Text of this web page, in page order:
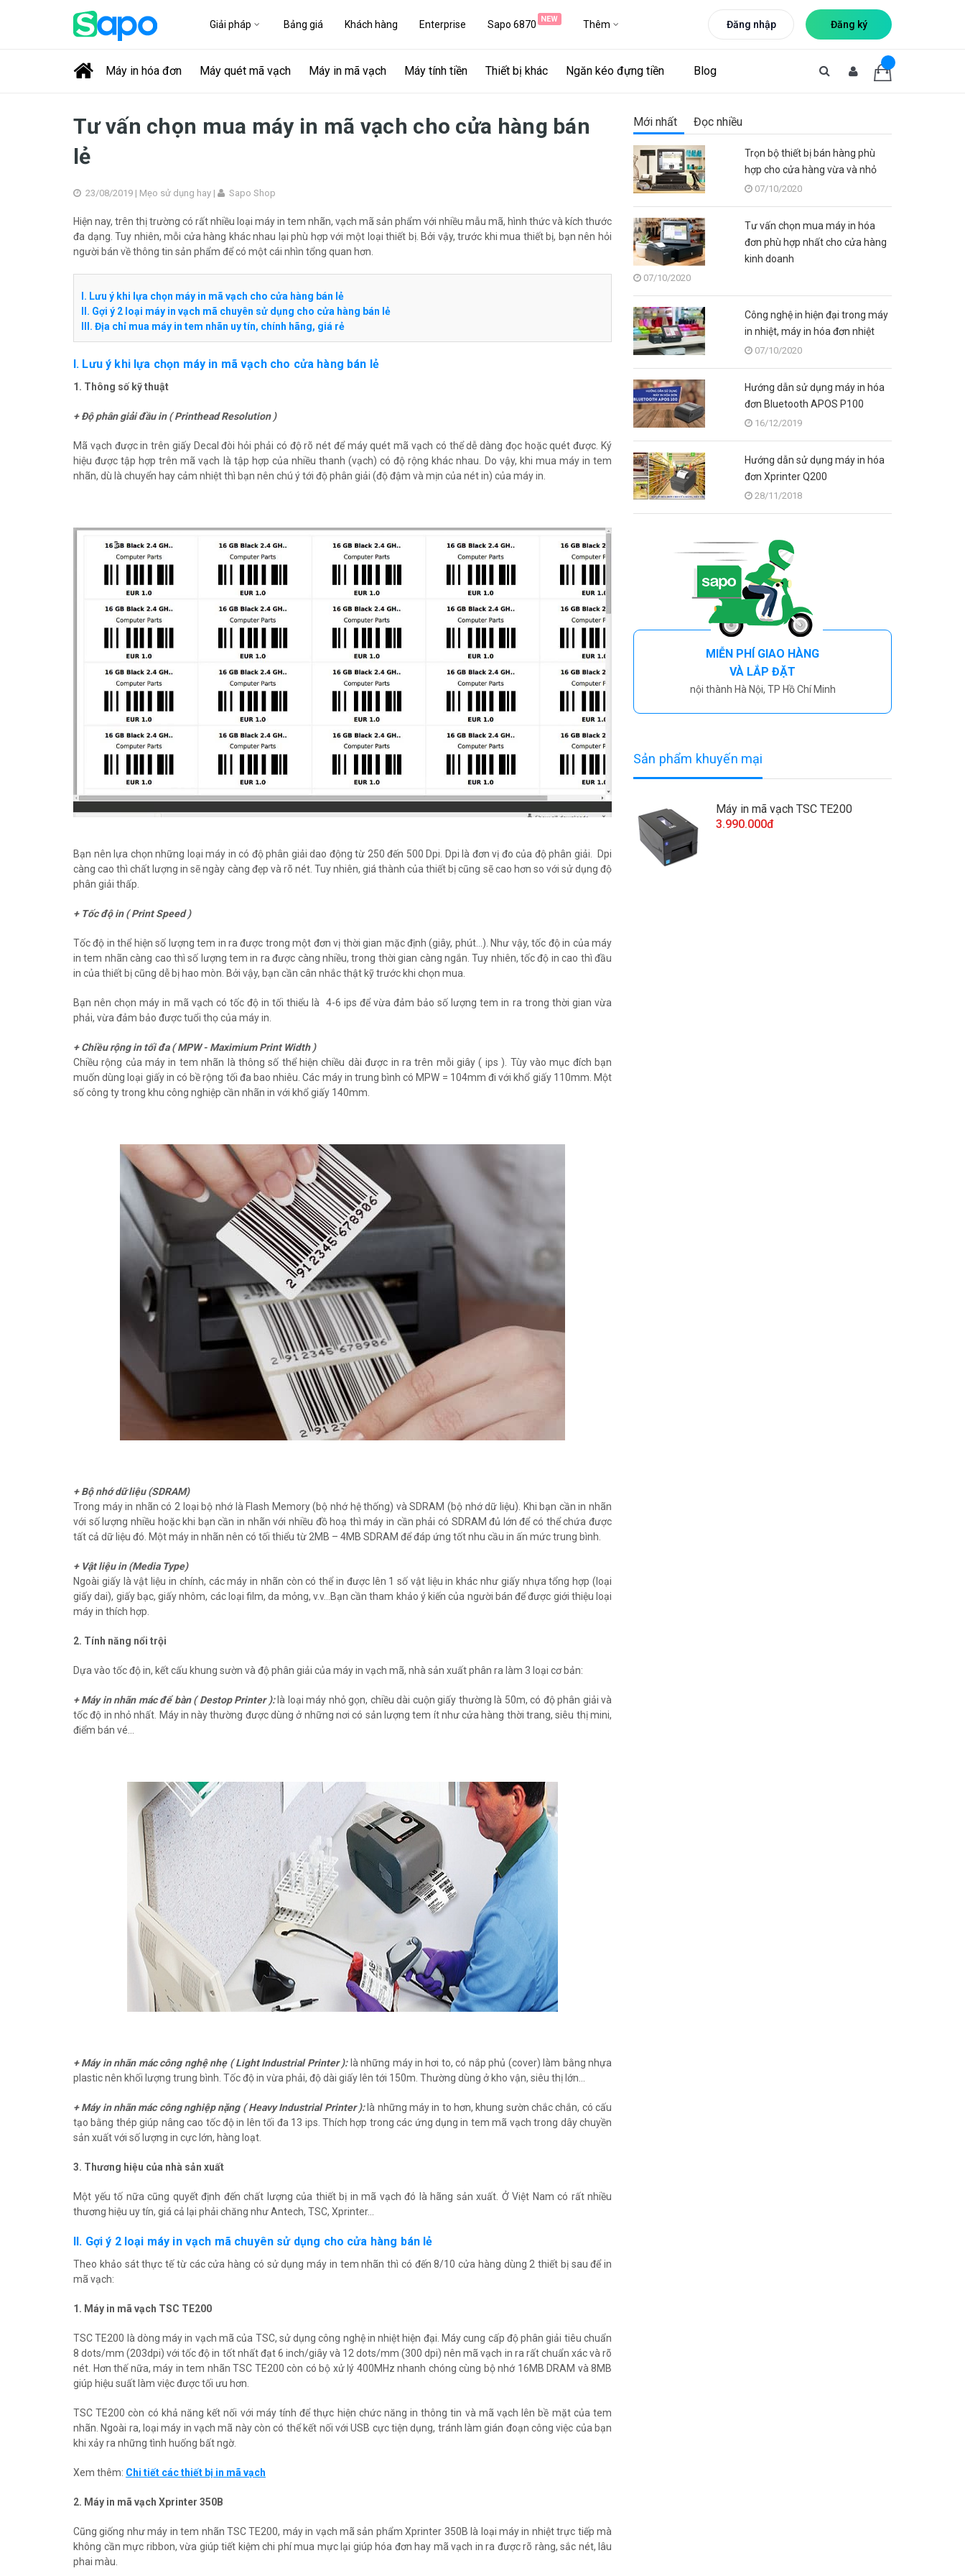
Đăng nhập Đăng ký
Giải pháp Bảng giá Khách hàng Enterprise Sapo 6870 NEW Thêm
Máy in hóa đơn Máy quét mã vạch Máy in mã vạch Máy tính tiền Thiết bị khác Ngăn kéo đựng tiền Blog
Tư vấn chọn mua máy in mã vạch cho cửa hàng bán
lẻ
23/08/2019 | Mẹo sử dụng hay | Sapo Shop
Hiện nay, trên thị trường có rất nhiều loại máy in tem nhãn, vạch mã sản phẩm với nhiều mẫu mã, hình thức và kích thước
đa dạng. Tuy nhiên, mỗi cửa hàng khác nhau lại phù hợp với một loại thiết bị. Bởi vậy, trước khi mua thiết bị, bạn nên hỏi
người bán về thông tin sản phẩm để có một cái nhìn tổng quan hơn.
I. Lưu ý khi lựa chọn máy in mã vạch cho cửa hàng bán lẻ
II. Gợi ý 2 loại máy in vạch mã chuyên sử dụng cho cửa hàng bán lẻ
III. Địa chỉ mua máy in tem nhãn uy tín, chính hãng, giá rẻ
I. Lưu ý khi lựa chọn máy in mã vạch cho cửa hàng bán lẻ
1. Thông số kỹ thuật
+ Độ phân giải đầu in ( Printhead Resolution )
Mã vạch được in trên giấy Decal đòi hỏi phải có độ rõ nét để máy quét mã vạch có thể dễ dàng đọc hoặc quét được. Ký
hiệu được tập hợp trên mã vạch là tập hợp của nhiều thanh (vạch) có độ rộng khác nhau. Do vậy, khi mua máy in tem
nhãn, dù là chuyển hay cảm nhiệt thì bạn nên chú ý tới độ phân giải (độ đậm và mịn của nét in) của máy in.
Bạn nên lựa chọn những loại máy in có độ phân giải dao động từ 250 đến 500 Dpi. Dpi là đơn vị đo của độ phân giải. Dpi
càng cao thì chất lượng in sẽ ngày càng đẹp và rõ nét. Tuy nhiên, giá thành của thiết bị cũng sẽ cao hơn so với sử dụng độ
phân giải thấp.
+ Tốc độ in ( Print Speed )
Tốc độ in thể hiện số lượng tem in ra được trong một đơn vị thời gian mặc định (giây, phút…). Như vậy, tốc độ in của máy
in tem nhãn càng cao thì số lượng tem in ra được càng nhiều, trong thời gian càng ngắn. Tuy nhiên, tốc độ in cao thì đầu
in của thiết bị cũng dễ bị hao mòn. Bởi vậy, bạn cần cân nhắc thật kỹ trước khi chọn mua.
Bạn nên chọn máy in mã vạch có tốc độ in tối thiểu là 4-6 ips để vừa đảm bảo số lượng tem in ra trong thời gian vừa
phải, vừa đảm bảo được tuổi thọ của máy in.
+ Chiều rộng in tối đa ( MPW - Maximium Print Width )
Chiều rộng của máy in tem nhãn là thông số thể hiện chiều dài được in ra trên mỗi giây ( ips ). Tùy vào mục đích bạn
muốn dùng loại giấy in có bề rộng tối đa bao nhiêu. Các máy in trung bình có MPW = 104mm đi với khổ giấy 110mm. Một
số công ty trong khu công nghiệp cần nhãn in với khổ giấy 140mm.
+ Bộ nhớ dữ liệu (SDRAM)
Trong máy in nhãn có 2 loại bộ nhớ là Flash Memory (bộ nhớ hệ thống) và SDRAM (bộ nhớ dữ liệu). Khi bạn cần in nhãn
với số lượng nhiều hoặc khi bạn cần in nhãn với nhiều đồ hoạ thì máy in cần phải có SDRAM đủ lớn để có thể chứa được
tất cả dữ liệu đó. Một máy in nhãn nên có tối thiểu từ 2MB – 4MB SDRAM để đáp ứng tốt nhu cầu in ấn mức trung bình.
+ Vật liệu in (Media Type)
Ngoài giấy là vật liệu in chính, các máy in nhãn còn có thể in được lên 1 số vật liệu in khác như giấy nhựa tổng hợp (loại
giấy dai), giấy bạc, giấy nhôm, các loại film, da mỏng, v.v…Bạn cần tham khảo ý kiến của người bán để được giới thiệu loại
máy in thích hợp.
2. Tính năng nổi trội
Dựa vào tốc độ in, kết cấu khung sườn và độ phân giải của máy in vạch mã, nhà sản xuất phân ra làm 3 loại cơ bản:
+ Máy in nhãn mác để bàn ( Destop Printer ):là loại máy nhỏ gọn, chiều dài cuộn giấy thường là 50m, có độ phân giải và
tốc độ in nhỏ nhất. Máy in này thường được dùng ở những nơi có sản lượng tem ít như cửa hàng thời trang, siêu thị mini,
điểm bán vé…
+ Máy in nhãn mác công nghệ nhẹ ( Light Industrial Printer ): là những máy in hơi to, có nắp phủ (cover) làm bằng nhựa
plastic nên khối lượng trung bình. Tốc độ in vừa phải, độ dài giấy lên tới 150m. Thường dùng ở kho vận, siêu thị lớn…
+ Máy in nhãn mác công nghiệp nặng ( Heavy Industrial Printer ): là những máy in to hơn, khung sườn chắc chắn, có cấu
tạo bằng thép giúp nâng cao tốc độ in lên tối đa 13 ips. Thích hợp trong các ứng dụng in tem mã vạch trong dây chuyền
sản xuất với số lượng in cực lớn, hàng loạt.
3. Thương hiệu của nhà sản xuất
Một yếu tố nữa cũng quyết định đến chất lượng của thiết bị in mã vạch đó là hãng sản xuất. Ở Việt Nam có rất nhiều
thương hiệu uy tín, giá cả lại phải chăng như Antech, TSC, Xprinter...
II. Gợi ý 2 loại máy in vạch mã chuyên sử dụng cho cửa hàng bán lẻ
Theo khảo sát thực tế từ các cửa hàng có sử dụng máy in tem nhãn thì có đến 8/10 cửa hàng dùng 2 thiết bị sau để in
mã vạch:
1. Máy in mã vạch TSC TE200
TSC TE200 là dòng máy in vạch mã của TSC, sử dụng công nghệ in nhiệt hiện đại. Máy cung cấp độ phân giải tiêu chuẩn
8 dots/mm (203dpi) với tốc độ in tốt nhất đạt 6 inch/giây và 12 dots/mm (300 dpi) nên mã vạch in ra rất chuẩn xác và rõ
nét. Hơn thế nữa, máy in tem nhãn TSC TE200 còn có bộ xử lý 400MHz nhanh chóng cùng bộ nhớ 16MB DRAM và 8MB
giúp hiệu suất làm việc được tối ưu hơn.
TSC TE200 còn có khả năng kết nối với máy tính để thực hiện chức năng in thông tin và mã vạch lên bề mặt của tem
nhãn. Ngoài ra, loại máy in vạch mã này còn có thể kết nối với USB cực tiện dụng, tránh làm gián đoạn công việc của bạn
khi xảy ra những tình huống bất ngờ.
Xem thêm: Chi tiết các thiết bị in mã vạch
2. Máy in mã vạch Xprinter 350B
Cũng giống như máy in tem nhãn TSC TE200, máy in vạch mã sản phẩm Xprinter 350B là loại máy in nhiệt trực tiếp mà
không cần mực ribbon, vừa giúp tiết kiệm chi phí mua mực lại giúp hóa đơn hay mã vạch in ra được rõ ràng, sắc nét, lâu
phai màu.
Mới nhất Đọc nhiều
Trọn bộ thiết bị bán hàng phù
hợp cho cửa hàng vừa và nhỏ
07/10/2020
Tư vấn chọn mua máy in hóa
đơn phù hợp nhất cho cửa hàng
kinh doanh
07/10/2020
Công nghệ in hiện đại trong máy
in nhiệt, máy in hóa đơn nhiệt
07/10/2020
Hướng dẫn sử dụng máy in hóa
đơn Bluetooth APOS P100
16/12/2019
Hướng dẫn sử dụng máy in hóa
đơn Xprinter Q200
28/11/2018
MIỄN PHÍ GIAO HÀNG
VÀ LẮP ĐẶT
nội thành Hà Nội, TP Hồ Chí Minh
Sản phẩm khuyến mại
Máy in mã vạch TSC TE200
3.990.000đ